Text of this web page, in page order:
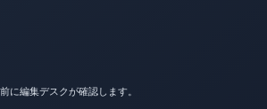
に編集デスクが確認します。